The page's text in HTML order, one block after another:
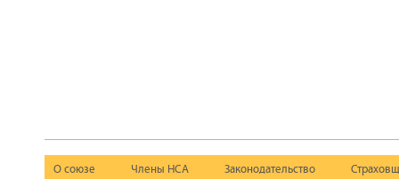
О союзе Члены НСА Законодательство